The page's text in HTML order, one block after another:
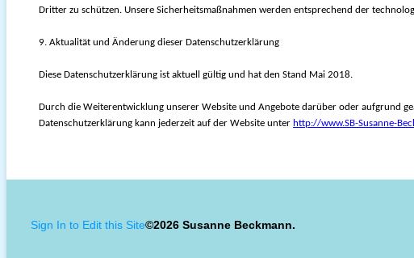
Dritter zu schützen. Unsere Sicherheitsmaßnahmen werden entsprechend der
9. Aktualität und Änderung dieser Datenschutzerklärung
Diese Datenschutzerklärung ist aktuell gültig und hat den Stand Mai 2018.
Durch die Weiterentwicklung unserer Website und Angebote darüber oder aufgrund
Datenschutzerklärung kann jederzeit auf der Website unter http://www.SB-Susanne-
Sign In to Edit this Site©2026 Susanne Beckmann.